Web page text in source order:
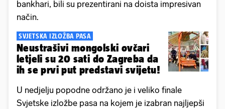
bankhari, bili su prezentirani na doista impresivan
način.
SVJETSKA IZLOŽBA PASA
Neustrašivi mongolski ovčari
letjeli su 20 sati do Zagreba da
ih se prvi put predstavi svijetu!
U nedjelju popodne održano je i veliko finale
Svjetske izložbe pasa na kojem je izabran najljepši